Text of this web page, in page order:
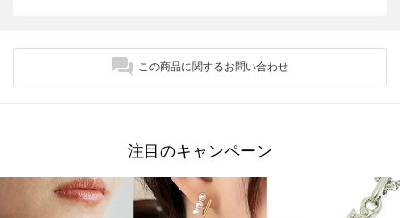
この商品に関するお問い合わせ
注目のキャンペーン